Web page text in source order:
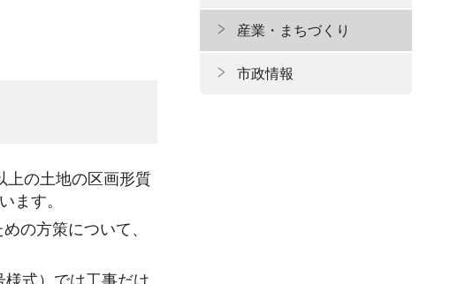
上の土地の区画形質
ます。
の方策について、
式）では工事だけ
産業・まちづくり
市政情報